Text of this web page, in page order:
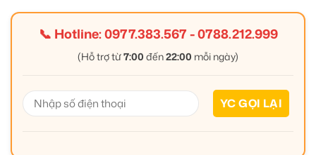
📞 Hotline:0977.383.567-0788.212.999
(Hỗ trợ từ7:00 đến22:00 mỗi ngày)